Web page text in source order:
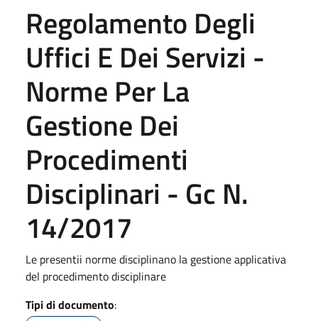
Regolamento Degli
Uffici E Dei Servizi -
Norme Per La
Gestione Dei
Procedimenti
Disciplinari - Gc N.
14/2017
Le presentii norme disciplinano la gestione applicativa
del procedimento disciplinare
Tipi di documento: